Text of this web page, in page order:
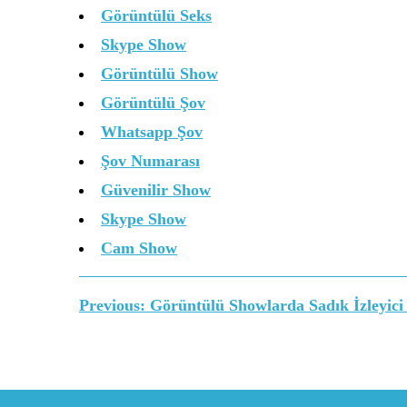
Görüntülü Seks
Skype Show
Görüntülü Show
Görüntülü Şov
Whatsapp Şov
Şov Numarası
Güvenilir Show
Skype Show
Cam Show
Yazı
Previous: Görüntülü Showlarda Sadık